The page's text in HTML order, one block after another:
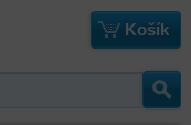
Košík